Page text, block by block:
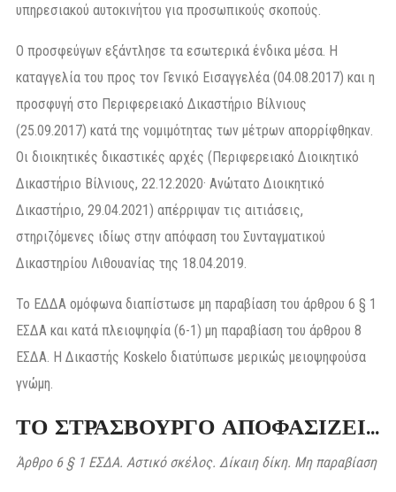
υπηρεσιακού αυτοκινήτου για προσωπικούς σκοπούς.
Ο προσφεύγων εξάντλησε τα εσωτερικά ένδικα μέσα. Η
καταγγελία του προς τον Γενικό Εισαγγελέα (04.08.2017) και η
προσφυγή στο Περιφερειακό Δικαστήριο Βίλνιους
(25.09.2017) κατά της νομιμότητας των μέτρων απορρίφθηκαν.
Οι διοικητικές δικαστικές αρχές (Περιφερειακό Διοικητικό
Δικαστήριο Βίλνιους, 22.12.2020· Ανώτατο Διοικητικό
Δικαστήριο, 29.04.2021) απέρριψαν τις αιτιάσεις,
στηριζόμενες ιδίως στην απόφαση του Συνταγματικού
Δικαστηρίου Λιθουανίας της 18.04.2019.
Το ΕΔΔΑ ομόφωνα διαπίστωσε μη παραβίαση του άρθρου 6 § 1
ΕΣΔΑ και κατά πλειοψηφία (6-1) μη παραβίαση του άρθρου 8
ΕΣΔΑ. Η Δικαστής Koskelo διατύπωσε μερικώς μειοψηφούσα
γνώμη.
ΤΟ ΣΤΡΑΣΒΟΥΡΓΟ ΑΠΟΦΑΣΙΖΕΙ…
Άρθρο 6 § 1 ΕΣΔΑ. Αστικό σκέλος. Δίκαιη δίκη. Μη παραβίαση